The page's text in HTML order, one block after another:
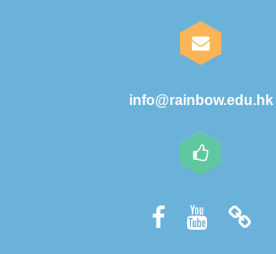
info@rainbow.edu.hk